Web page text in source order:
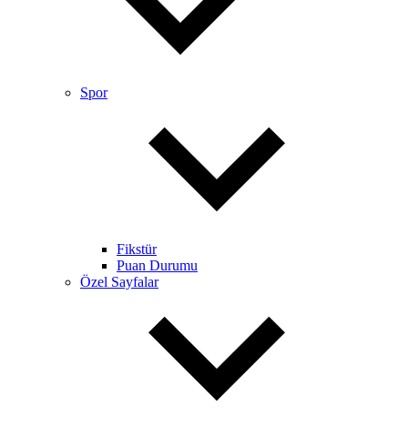
Spor
Fikstür
Puan Durumu
Özel Sayfalar